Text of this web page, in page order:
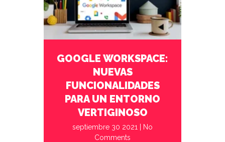
GOOGLE WORKSPACE:
NUEVAS
FUNCIONALIDADES
PARA UN ENTORNO
VERTIGINOSO
septiembre 30 2021 | No
Comments
“el futuro del trabajo”